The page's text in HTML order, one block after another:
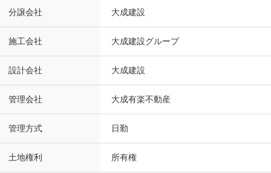
分譲会社 大成建設
施工会社 大成建設グループ
設計会社 大成建設
管理会社 大成有楽不動産
管理方式 日勤
土地権利 所有権